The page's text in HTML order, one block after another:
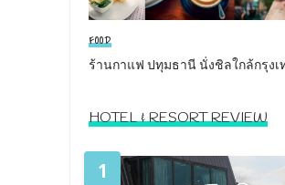
FOOD
ร้านกาแฟ ปทุมธานี นั่งชิลใกล้กรุงเ
HOTEL & RESORT REVIEW
1